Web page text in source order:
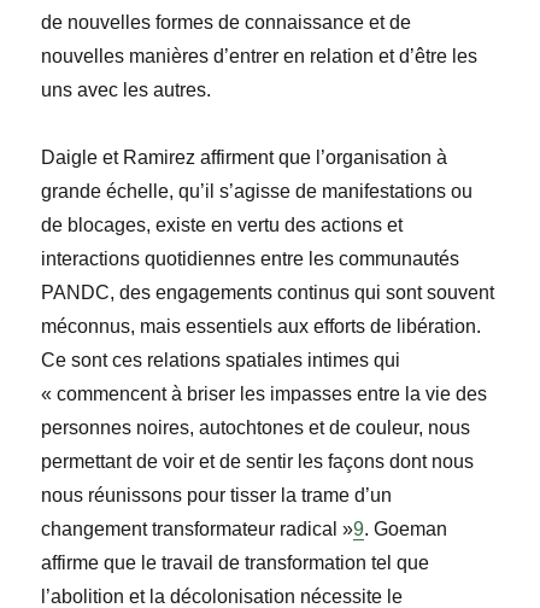
de nouvelles formes de connaissance et de
nouvelles manières d’entrer en relation et d’être les
uns avec les autres.
Daigle et Ramirez affirment que l’organisation à
grande échelle, qu’il s’agisse de manifestations ou
de blocages, existe en vertu des actions et
interactions quotidiennes entre les communautés
PANDC, des engagements continus qui sont souvent
méconnus, mais essentiels aux efforts de libération.
Ce sont ces relations spatiales intimes qui
« commencent à briser les impasses entre la vie des
personnes noires, autochtones et de couleur, nous
permettant de voir et de sentir les façons dont nous
nous réunissons pour tisser la trame d’un
changement transformateur radical »9. Goeman
affirme que le travail de transformation tel que
l’abolition et la décolonisation nécessite le